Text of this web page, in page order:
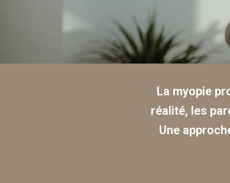
La myopie
réalité, les
Une